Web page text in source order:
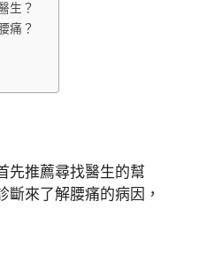
生？
痛？
先推薦尋找醫生的幫
斷來了解腰痛的病因，